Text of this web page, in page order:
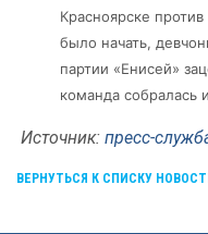
Красноярске против
было начать,
партии «Енисей»
команда собралась
Источник: пресс-
ВЕРНУТЬСЯ К СПИСКУ